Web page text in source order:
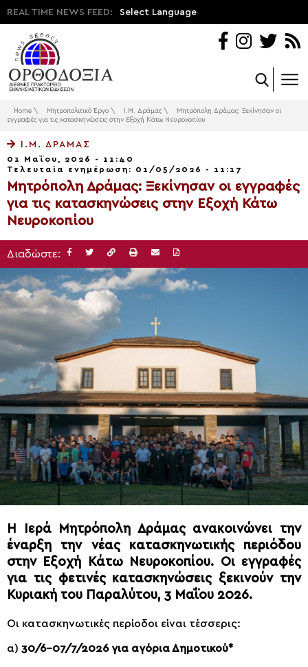
REAL TIME NEWS FEED: Select Language
Home \ Μητροπολιτικό Έργο \ Ι.Μ. Δράμας \
Μητρόπολη Δράμας: Ξεκίνησαν οι
εγγραφές για τις κατασκηνώσεις στην Εξοχή Κάτω Νευροκοπίου
Ι.Μ. ΔΡΆΜΑΣ
01 Μαΐου, 2026 - 11:40
Τελευταία ενημέρωση: 01/05/2026 - 11:17
Μητρόπολη Δράμας: Ξεκίνησαν οι εγγραφές
για τις κατασκηνώσεις στην Εξοχή Κάτω
Νευροκοπίου
Διαδώστε:
Η Ιερά Μητρόπολη Δράμας ανακοινώνει την
έναρξη την νέας κατασκηνωτικής περιόδου
στην Εξοχή Κάτω Νευροκοπίου. Οι εγγραφές
για τις φετινές κατασκηνώσεις ξεκινούν την
Κυριακή του Παραλύτου, 3 Μαΐου 2026.
Οι κατασκηνωτικές περίοδοι είναι τέσσερις:
α) 30/6-07/7/2026 για αγόρια Δημοτικού*